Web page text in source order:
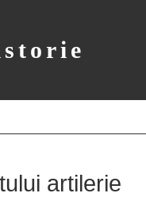
artilerie